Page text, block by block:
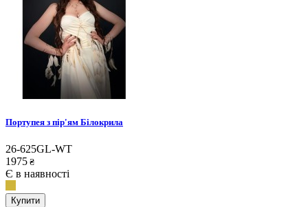
Портупея з пір'ям Білокрила
26-625GL-WT
1975 ₴
Є в наявності
Купити